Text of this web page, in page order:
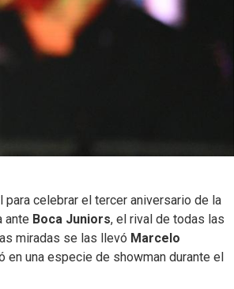
para celebrar el tercer aniversario de la
ante Boca Juniors, el rival de todas las
miradas se las llevó Marcelo
en una especie de showman durante el